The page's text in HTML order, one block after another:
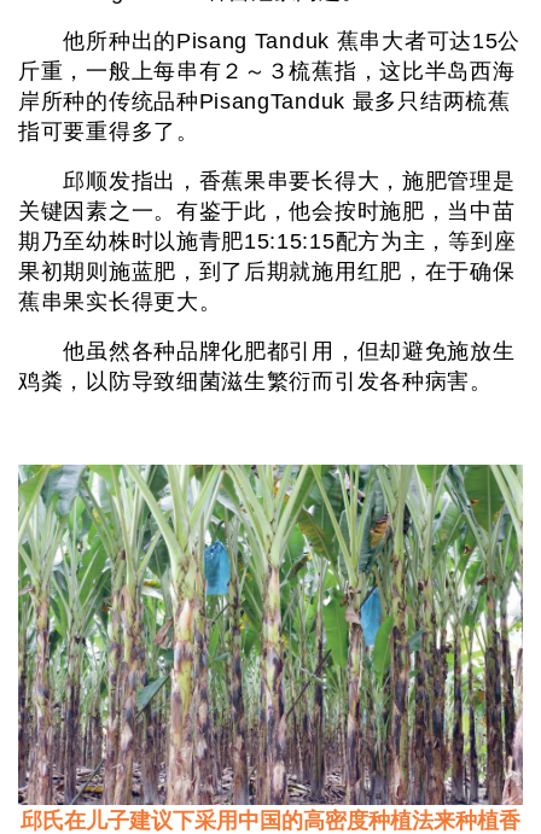
他所种出的Pisang Tanduk 蕉串大者可达15公
斤重，一般上每串有２～３梳蕉指，这比半岛西海
岸所种的传统品种PisangTanduk 最多只结两梳蕉
指可要重得多了。
邱顺发指出，香蕉果串要长得大，施肥管理是
关键因素之一。有鉴于此，他会按时施肥，当中苗
期乃至幼株时以施青肥15:15:15配方为主，等到座
果初期则施蓝肥，到了后期就施用红肥，在于确保
蕉串果实长得更大。
他虽然各种品牌化肥都引用，但却避免施放生
鸡粪，以防导致细菌滋生繁衍而引发各种病害。
邱氏在儿子建议下采用中国的高密度种植法来种植香